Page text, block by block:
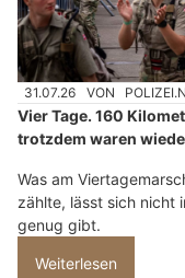
31.07.26 VON
Vier Tage. 160
trotzdem waren
Was am
zählte, lässt sich nicht
genug gibt.
Weiterlesen